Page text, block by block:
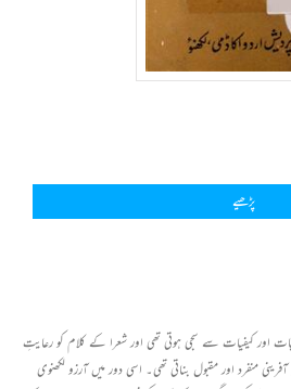
پڑھیے
اور کیفیات سے سجی ہوتی تھی اور شعرا کے کلام کو رعایتِ
منفرد اور مقبول بناتی تھی۔ اسی دور میں آرزو لکھنوی